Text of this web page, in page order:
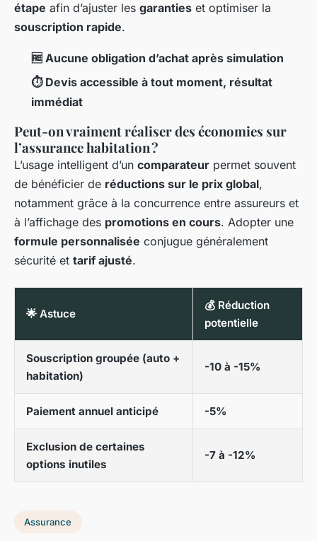
étape afin d’ajuster les garanties et optimiser la
souscription rapide.
🆓 Aucune obligation d’achat après simulation
⏱ Devis accessible à tout moment, résultat
immédiat
Peut-on vraiment réaliser des économies sur
l’assurance habitation ?
L’usage intelligent d’un comparateur permet souvent
de bénéficier de réductions sur le prix global,
notamment grâce à la concurrence entre assureurs et
à l’affichage des promotions en cours. Adopter une
formule personnalisée conjugue généralement
sécurité et tarif ajusté.
🌟 Astuce
💰 Réduction
potentielle
Souscription groupée (auto +
habitation)
-10 à -15%
Paiement annuel anticipé -5%
Exclusion de certaines
options inutiles
-7 à -12%
Assurance